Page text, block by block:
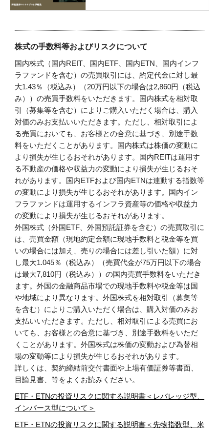
株式の手数料等およびリスクについて
国内株式（国内REIT、国内ETF、国内ETN、国内インフ
ラファンドを含む）の売買取引には、約定代金に対し最
大1.43％（税込み）（20万円以下の場合は2,860円（税込
み））の売買手数料をいただきます。国内株式を相対取
引（募集等を含む）によりご購入いただく場合は、購入
対価のみお支払いいただきます。ただし、相対取引によ
る売買においても、お客様との合意に基づき、別途手数
料をいただくことがあります。国内株式は株価の変動に
より損失が生じるおそれがあります。国内REITは運用す
る不動産の価格や収益力の変動により損失が生じるおそ
れがあります。国内ETFおよび国内ETNは連動する指数等
の変動により損失が生じるおそれがあります。国内イン
フラファンドは運用するインフラ資産等の価格や収益力
の変動により損失が生じるおそれがあります。
外国株式（外国ETF、外国預託証券を含む）の売買取引に
は、売買金額（現地約定金額に現地手数料と税金等を買
いの場合には加え、売りの場合には差し引いた額）に対
し最大1.045％（税込み）（売買代金が75万円以下の場合
は最大7,810円（税込み））の国内売買手数料をいただき
ます。外国の金融商品市場での現地手数料や税金等は国
や地域により異なります。外国株式を相対取引（募集等
を含む）によりご購入いただく場合は、購入対価のみお
支払いいただきます。ただし、相対取引による売買にお
いても、お客様との合意に基づき、別途手数料をいただ
くことがあります。外国株式は株価の変動および為替相
場の変動等により損失が生じるおそれがあります。
詳しくは、契約締結前交付書面や上場有価証券等書面、
目論見書、等をよくお読みください。
ETF・ETNの投資リスクに関する説明書＜レバレッジ型、
インバース型について＞
ETF・ETNの投資リスクに関する説明書＜先物指数型、米